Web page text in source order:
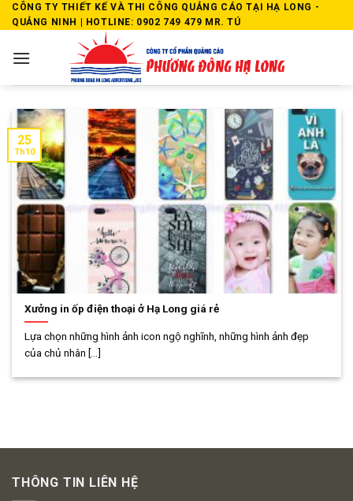
Skip
to
CÔNG TY THIẾT KẾ VÀ THI CÔNG QUẢNG CÁO TẠI HẠ LONG -
QUẢNG NINH | HOTLINE: 0902 749 479 MR. TÚ
Xưởng in ốp điện thoại ở Hạ Long giá rẻ
Lựa chọn những hình ảnh icon ngộ nghĩnh, những hình ảnh đẹp
của chủ nhân [...]
25
Th10
THÔNG TIN LIÊN HỆ